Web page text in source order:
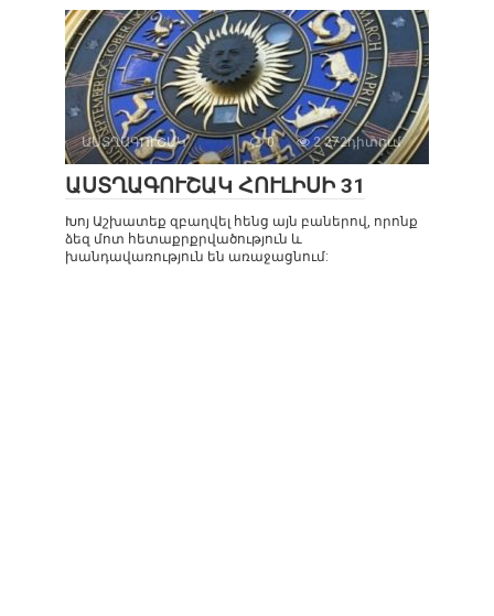
ԱՍՏՂԱԳՈՒՇԱԿ 0 2 272դիտում
ԱՍՏՂԱԳՈՒՇԱԿ ՀՈՒԼԻՍԻ 31
Խոյ Աշխատեք զբաղվել հենց այն բաներով, որոնք
ձեզ մոտ հետաքրքրվածություն և
խանդավառություն են առաջացնում: